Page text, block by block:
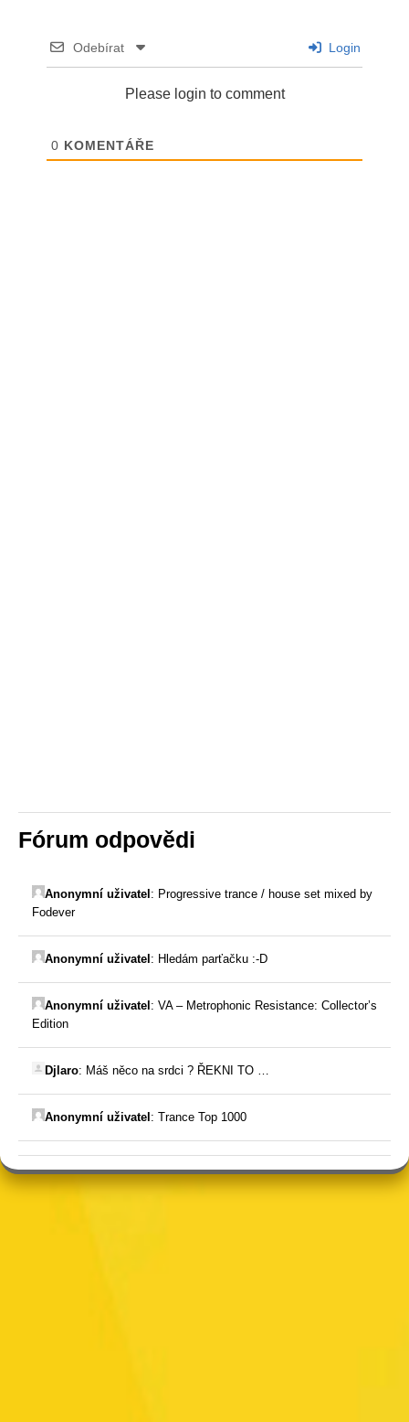
Odebírat Login
Please login to comment
0 KOMENTÁŘE
Fórum odpovědi
Anonymní uživatel: Progressive trance / house set mixed by
Fodever
Anonymní uživatel: Hledám parťačku :-D
Anonymní uživatel: VA – Metrophonic Resistance: Collector’s
Edition
Djlaro: Máš něco na srdci ? ŘEKNI TO …
Anonymní uživatel: Trance Top 1000